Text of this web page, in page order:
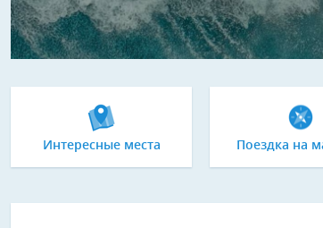
Интересные места Поездка на